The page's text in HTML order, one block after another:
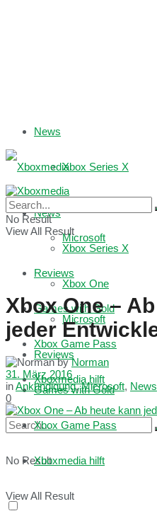
News
Xbox Series X
Microsoft
Reviews
Games with Gold
Xbox Game Pass
Xboxmedia hilft
No Result
View All Result
News
Xbox Series X
Xbox One
Microsoft
Reviews
Games with Gold
Xbox Game Pass
Xboxmedia hilft
No Result
View All Result
Xbox One –
jeder
by Norman
31. März 2016
inAnkündigung,Microsoft, News
0